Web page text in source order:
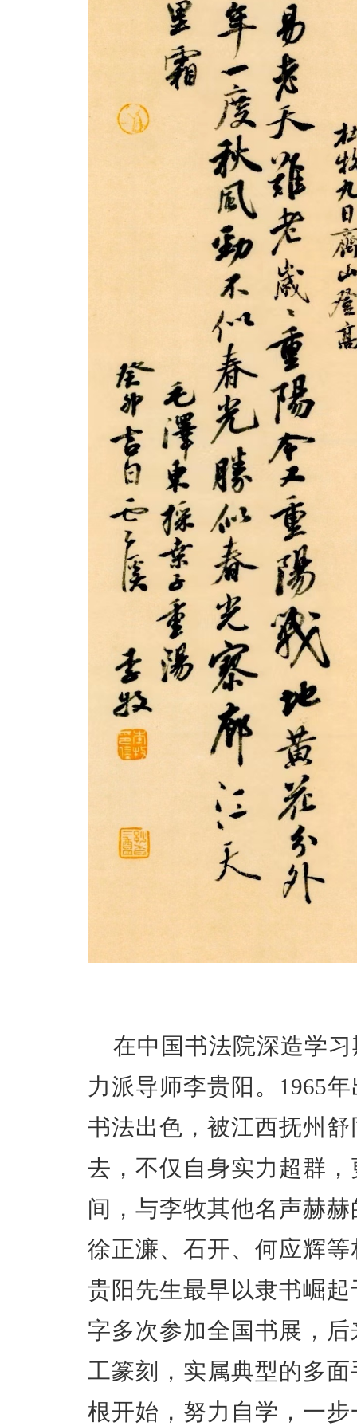
在中国书法院深造学
力派导师李贵阳。1965
书法出色，被江西抚州
去，不仅自身实力超群
间，与李牧其他名声赫
徐正濂、石开、何应辉
贵阳先生最早以隶书崛
字多次参加全国书展，
工篆刻，实属典型的多
根开始，努力自学，一